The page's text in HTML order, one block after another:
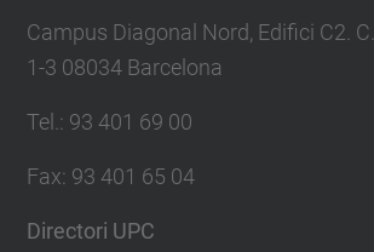
Campus Diagonal Nord, Edifici C2.
1-3 08034 Barcelona
Tel.: 93 401 69 00
Fax: 93 401 65 04
Directori UPC